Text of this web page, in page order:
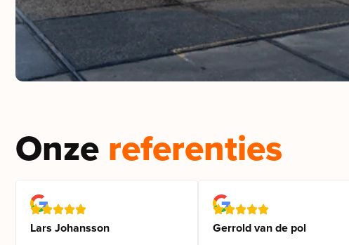
Onze referenties
Lars Johansson
Gerrold van de pol